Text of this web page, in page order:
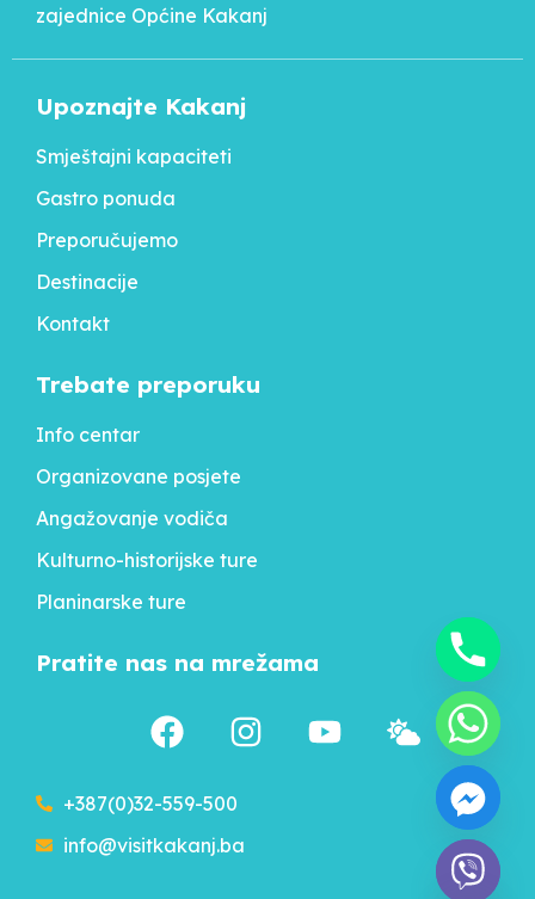
zajednice Općine Kakanj
Upoznajte Kakanj
Smještajni kapaciteti
Gastro ponuda
Preporučujemo
Destinacije
Kontakt
Trebate preporuku
Info centar
Organizovane posjete
Angažovanje vodiča
Kulturno-historijske ture
Planinarske ture
Pratite nas na mrežama
+387(0)32-559-500
info@visitkakanj.ba
chaty